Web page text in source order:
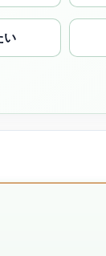
い